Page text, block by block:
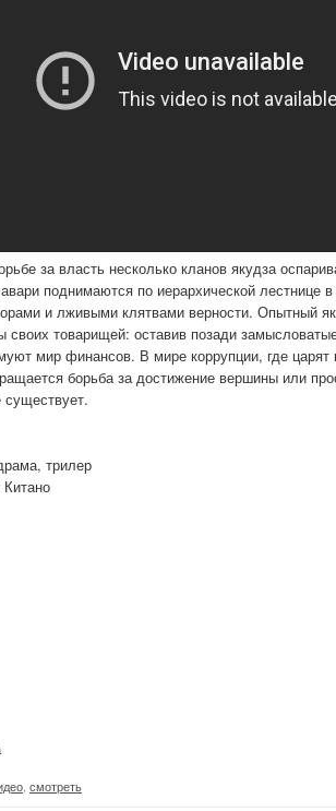
за власть несколько кланов якудза
поднимаются по иерархической лестнице
и лживыми клятвами верности. Опытный
своих товарищей: оставив позади
мир финансов. В мире коррупции, где царят
борьба за достижение вершины или
существует.
трилер
смотреть